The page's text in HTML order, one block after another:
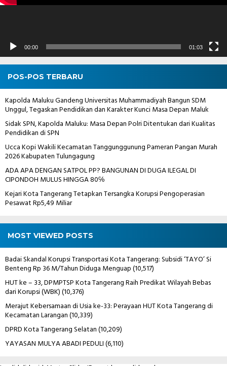
00:00 01:03
POS-POS TERBARU
Kapolda Maluku Gandeng Universitas Muhammadiyah Bangun SDM
Unggul, Tegaskan Pendidikan dan Karakter Kunci Masa Depan Maluk
Sidak SPN, Kapolda Maluku: Masa Depan Polri Ditentukan dari Kualitas
Pendidikan di SPN
Ucca Kopi Wakili Kecamatan Tanggunggunung Pameran Pangan Murah
2026 Kabupaten Tulungagung
ADA APA DENGAN SATPOL PP? BANGUNAN DI DUGA ILEGAL DI
CIPONDOH MULUS HINGGA 80℅
Kejari Kota Tangerang Tetapkan Tersangka Korupsi Pengoperasian
Pesawat Rp5,49 Miliar
MOST VIEWED POSTS
Badai Skandal Korupsi Transportasi Kota Tangerang: Subsidi ‘TAYO’ Si
Benteng Rp 36 M/Tahun Diduga Menguap(10,517)
HUT ke – 33, DPMPTSP Kota Tangerang Raih Predikat Wilayah Bebas
dari Korupsi (WBK)(10,376)
Merajut Kebersamaan di Usia ke-33: Perayaan HUT Kota Tangerang di
Kecamatan Larangan(10,339)
DPRD Kota Tangerang Selatan(10,209)
YAYASAN MULYA ABADI PEDULI(6,110)